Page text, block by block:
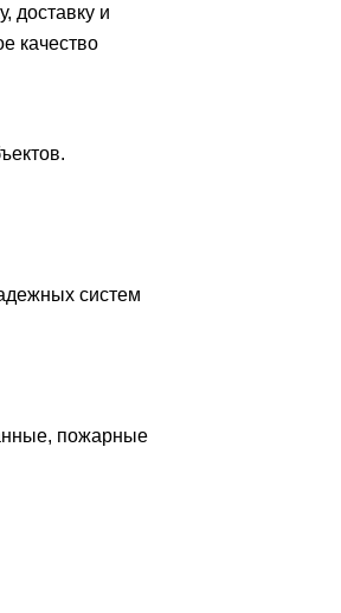
доставку и
качество
систем
пожарные